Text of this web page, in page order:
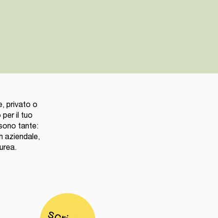
privato o
per il tuo
tante:
aziendale,